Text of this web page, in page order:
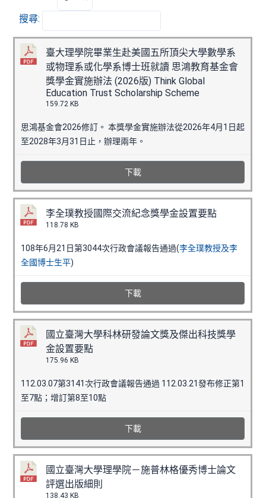
搜尋:
臺大理學院畢業生赴美國五所頂尖大學數學系
或物理系或化學系博士班就讀 思鴻教育基金會
獎學金實施辦法 (2026版) Think Global
Education Trust Scholarship Scheme
159.72 KB
思鴻基金會2026修訂。 本獎學金實施辦法從2026年4月1日起
至2028年3月31日止，辦理兩年。
下載
李全璞教授國際交流紀念獎學金設置要點
118.78 KB
108年6月21日第3044次行政會議報告通過(李全璞教授及李
全國博士生平)
下載
國立臺灣大學科林研發論文獎及傑出科技獎學
金設置要點
175.96 KB
112.03.07第3141次行政會議報告通過 112.03.21發布修正第1
至7點；增訂第8至10點
下載
國立臺灣大學理學院－施普林格優秀博士論文
評選出版細則
138.43 KB